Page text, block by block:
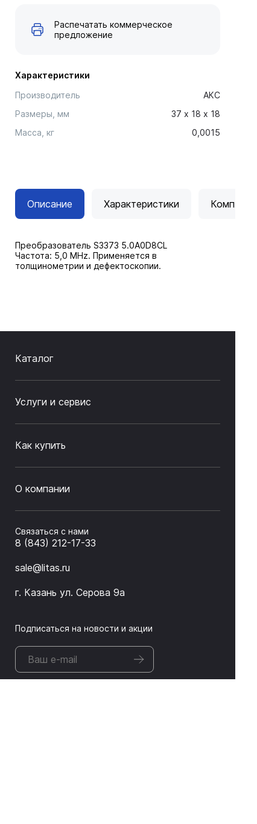
Характеристики
Производитель
АКС
Размеры, мм
37 х 18 x 18
Масса, кг
0,0015
Распечатать коммерческое
предложение
Описание Характеристики
Преобразователь S3373 5.0A0D8CL
Частота: 5,0 MHz. Применяется в
толщинометрии и дефектоскопии.
Каталог
Услуги и сервис
Как купить
О компании
Связаться с нами
8 (843) 212-17-33
sale@litas.ru
г. Казань ул. Серова 9а
Подписаться на новости и акции